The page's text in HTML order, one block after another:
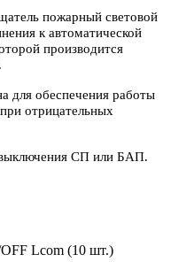
пожарный световой
к автоматической
производится
для обеспечения работы
отрицательных
СП или БАП.
Lcom (10 шт.)